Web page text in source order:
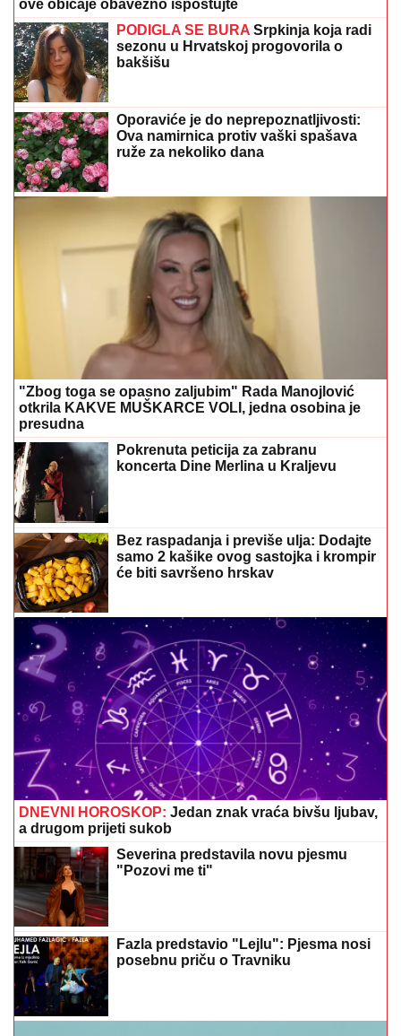
ove običaje obavezno ispoštujte
PODIGLA SE BURA Srpkinja koja radi
sezonu u Hrvatskoj progovorila o
bakšišu
Oporaviće je do neprepoznatljivosti:
Ova namirnica protiv vaški spašava
ruže za nekoliko dana
"Zbog toga se opasno zaljubim" Rada Manojlović
otkrila KAKVE MUŠKARCE VOLI, jedna osobina je
presudna
Pokrenuta peticija za zabranu
koncerta Dine Merlina u Kraljevu
Bez raspadanja i previše ulja: Dodajte
samo 2 kašike ovog sastojka i krompir
će biti savršeno hrskav
DNEVNI HOROSKOP: Jedan znak vraća bivšu ljubav,
a drugom prijeti sukob
Severina predstavila novu pjesmu
"Pozovi me ti"
Fazla predstavio "Lejlu": Pjesma nosi
posebnu priču o Travniku